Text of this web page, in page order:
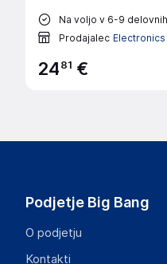
Na voljo v 6-9
Prodajalec Electronics
2481 €
Podjetje Big Bang
O podjetju
Kontakti